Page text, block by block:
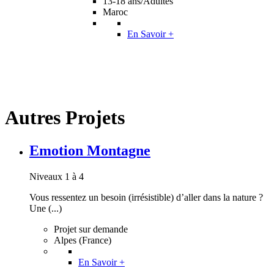
Maroc
En Savoir +
Autres Projets
Emotion Montagne
Niveaux 1 à 4
Vous ressentez un besoin (irrésistible) d’aller dans la nature ?
Une (...)
Projet sur demande
Alpes (France)
En Savoir +